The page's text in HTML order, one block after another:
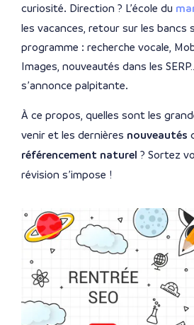
curiosité. Direction ? L’école du
les vacances, retour sur les bancs
programme : recherche vocale,
Images, nouveautés dans les
s’annonce palpitante.
À ce propos, quelles sont les
venir et les dernières nouveautés
référencement naturel ? Sortez
révision s’impose !